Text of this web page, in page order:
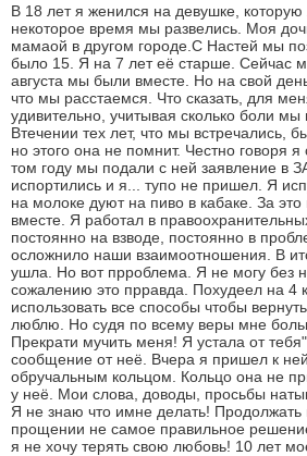
В 18 лет я женился на девушке,
некоторое время мы развелись. Моя
мамаой в другом городе.С Настей мы
было 15. Я на 7 лет её старше. Сейчас
августа мы были вместе. Но на свой
что мы расстаемся. Что сказать, для
удивительно, учитывая сколько боли мы
Втечении тех лет, что мы встречались,
но этого она не помнит. Честно говоря
том году мы подали с ней заявление в
испортились и я... тупо не пришел. Я
на молоке дуют на пиво в кабаке. За
вместе. Я работал в
постоянно на взводе, постоянно в
осложнило наши взаимоотношения. В
ушла. Но вот прроблема. Я не могу без
сожалению это прравда. Похудеел на 4
использовать все способы чтобы
люблю. Но судя по всему веры мне
Прекрати мучить меня! Я устала от
сообщение от неё. Вчера я пришел к
обручальным кольцом. Кольцо она не
у неё. Мои слова, доводы, просьбы
Я не знаю что имне делать! Продолжать
прощении не самое правильное
я не хочу терять свою любовь! 10 лет